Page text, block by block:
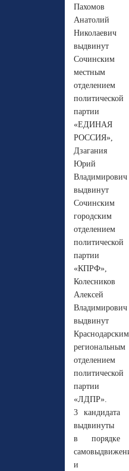
Пахомов
Анатолий
Николаевич
выдвинут
Сочинским
местным
отделением
политической
партии
«ЕДИНАЯ
РОССИЯ»,
Дзагания
Юрий
Владимирович
выдвинут
Сочинским
городским
отделением
политической
партии
«КПРФ»,
Колесников
Алексей
Владимирович
выдвинут
Краснодарским
региональным
отделением
политической
партии
«ЛДПР».
3 кандидата
выдвинуты
в порядке
и